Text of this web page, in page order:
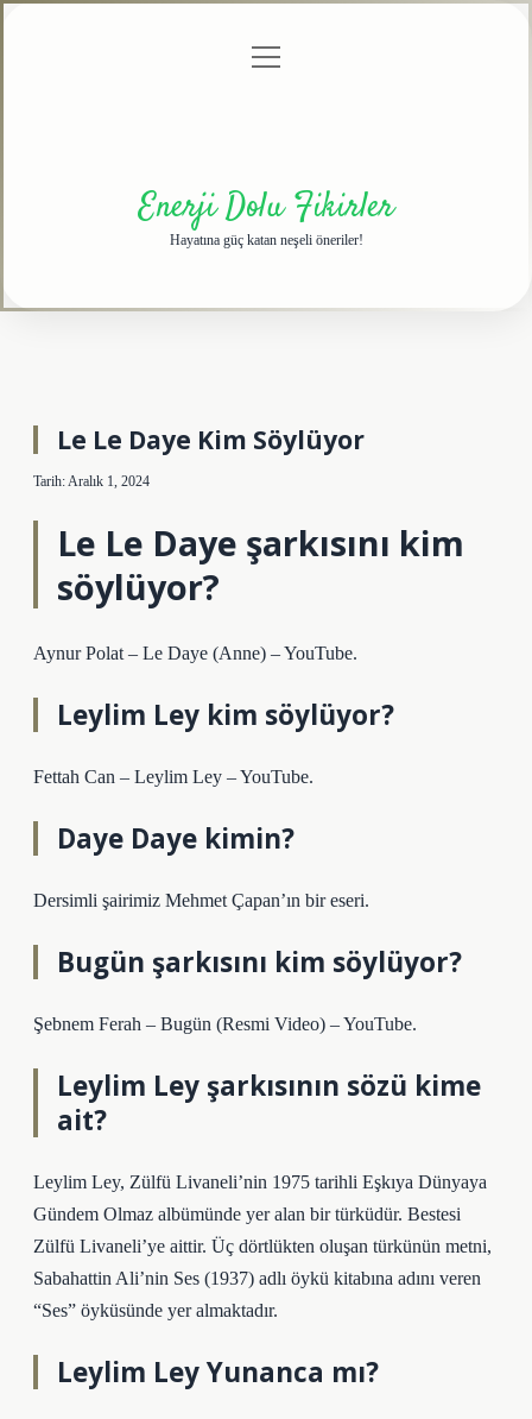
menüyü
Enerji Dolu Fikirler
Hayatına güç katan neşeli öneriler!
Le Le Daye Kim Söylüyor
Tarih: Aralık 1, 2024
Le Le Daye şarkısını kim
söylüyor?
Aynur Polat – Le Daye (Anne) – YouTube.
Leylim Ley kim söylüyor?
Fettah Can – Leylim Ley – YouTube.
Daye Daye kimin?
Dersimli şairimiz Mehmet Çapan’ın bir eseri.
Bugün şarkısını kim söylüyor?
Şebnem Ferah – Bugün (Resmi Video) – YouTube.
Leylim Ley şarkısının sözü kime
ait?
Leylim Ley, Zülfü Livaneli’nin 1975 tarihli Eşkıya Dünyaya
Gündem Olmaz albümünde yer alan bir türküdür. Bestesi
Zülfü Livaneli’ye aittir. Üç dörtlükten oluşan türkünün metni,
Sabahattin Ali’nin Ses (1937) adlı öykü kitabına adını veren
“Ses” öyküsünde yer almaktadır.
Leylim Ley Yunanca mı?